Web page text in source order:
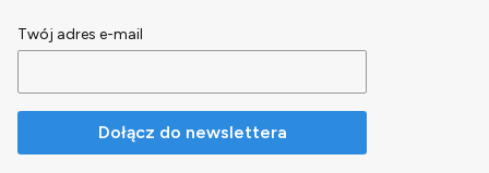
Twój adres e-mail
Dołącz do newslettera